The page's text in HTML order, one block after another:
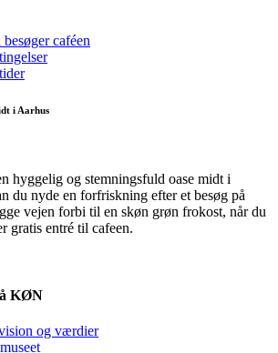
caféen
i Aarhus
hyggelig og stemningsfuld oase midt i
du nyde en forfriskning efter et besøg på
vejen forbi til en skøn grøn frokost, når du
gratis entré til cafeen.
KØN
og værdier